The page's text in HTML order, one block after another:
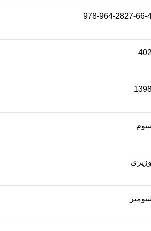
978-964-2827-66-
402
سوم
وزیری
شومیز